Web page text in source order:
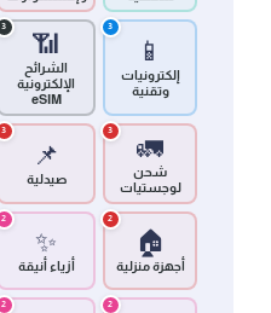
📱
إلكترونيات
وتقنية
3
📶
الشرائح
الإلكترونية
eSIM
3
🚛
شحن
لوجستيات
3
📌
صيدلية
3
🏠
أجهزة منزلية
2
✨
أزياء أنيقة
2
2
2